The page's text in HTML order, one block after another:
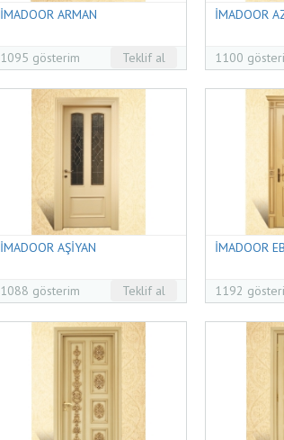
İMADOOR ARMAN
1095 gösterim Teklif al
İMADOOR
1100
İMADOOR AŞİYAN
1088 gösterim Teklif al
İMADOOR
1192